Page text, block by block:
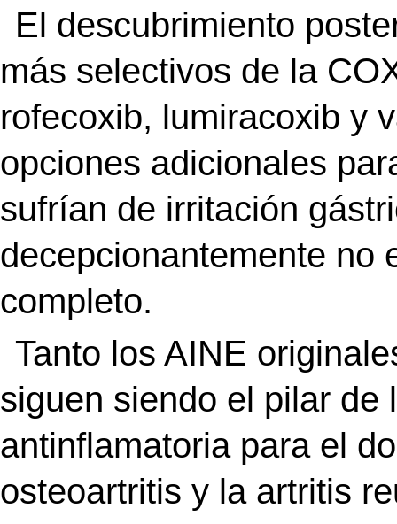
El descubrimiento
más selectivos de la
rofecoxib, lumiracoxib y
opciones adicionales
sufrían de irritación
decepcionantemente no
completo.
Tanto los AINE
siguen siendo el pilar de
antinflamatoria para el
osteoartritis y la artritis